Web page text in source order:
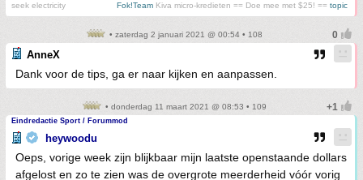
seek electricity Fok!Team Kiva micro-kredieten == Doe mee met $25! == topic
• zaterdag 2 januari 2021 @ 00:54 • 108
AnneX
Dank voor de tips, ga er naar kijken en aanpassen.
• donderdag 11 maart 2021 @ 08:53 • 109
Eindredactie Sport / Forummod
heywoodu
Oeps, vorige week zijn blijkbaar mijn laatste openstaande dollars
afgelost en zo te zien was de overgrote meerderheid vóór vorig